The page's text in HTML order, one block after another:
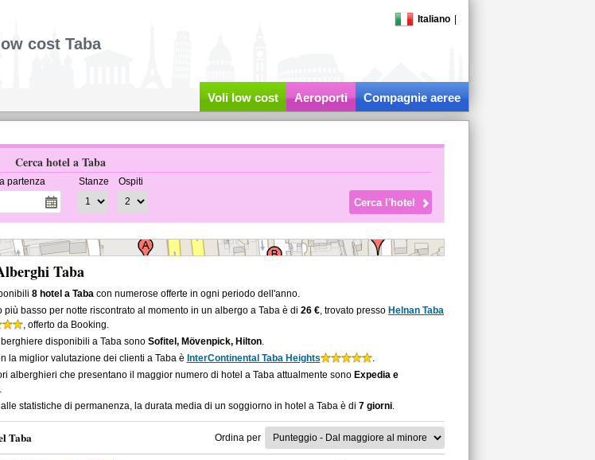
Italiano
cost Taba
Voli low cost Aeroporti Compagnie aeree
Cerca hotel a Taba
partenza Stanze Ospiti
Taba
8 hotel a Taba con numerose offerte in ogni periodo dell'anno.
più basso per notte riscontrato al momento in un albergo a Taba è di26 €, trovato presso Helnan Taba
, offerto da Booking.
disponibili a Taba sono Sofitel, Mövenpick, Hilton.
la miglior valutazione dei clienti a Taba è InterContinental Taba Heights
.
alberghieri che presentano il maggior numero di hotel a Taba attualmente sono Expedia e
.
statistiche di permanenza, la durata media di un soggiorno in hotel a Taba è di 7 giorni.
Taba Ordina per